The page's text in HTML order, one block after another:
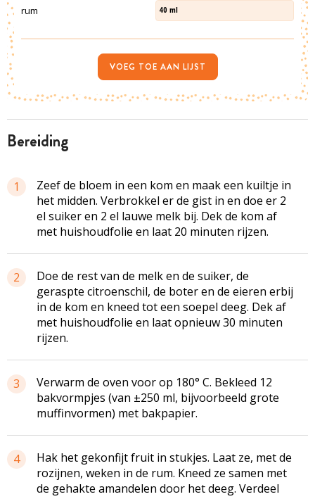
bereiding
1
Zeef de bloem in een kom en maak een kuiltje in
het midden. Verbrokkel er de gist in en doe er 2
el suiker en 2 el lauwe melk bij. Dek de kom af
met huishoudfolie en laat 20 minuten rijzen.
2
Doe de rest van de melk en de suiker, de
geraspte citroenschil, de boter en de eieren erbij
in de kom en kneed tot een soepel deeg. Dek af
met huishoudfolie en laat opnieuw 30 minuten
rijzen.
3
Verwarm de oven voor op 180° C. Bekleed 12
bakvormpjes (van ±250 ml, bijvoorbeeld grote
muffinvormen) met bakpapier.
4
Hak het gekonfijt fruit in stukjes. Laat ze, met de
rozijnen, weken in de rum. Kneed ze samen met
de gehakte amandelen door het deeg. Verdeel
rum 40 ml
VOEG TOE AAN LIJST